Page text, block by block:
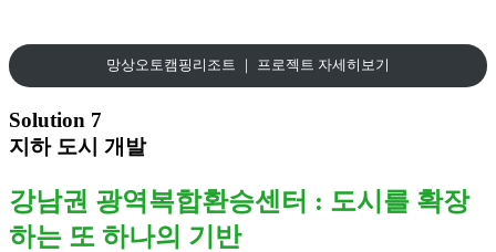
망상오토캠핑리조트 ｜ 프로젝트 자세히보기
Solution 7
지하 도시 개발
강남권 광역복합환승센터 : 도시를 확장
하는 또 하나의 기반